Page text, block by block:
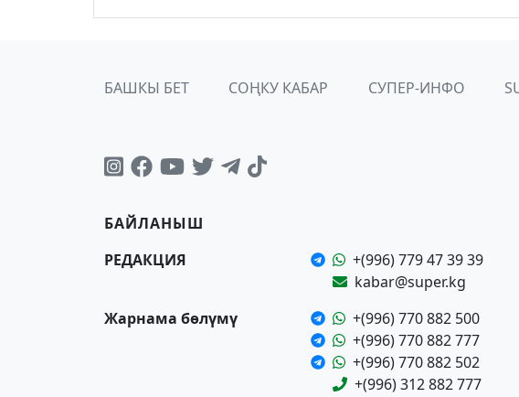
БАШКЫ БЕТ СОҢКУ КАБАР СУПЕР-ИНФО
БАЙЛАНЫШ
РЕДАКЦИЯ
+(996) 779 47 39 39
kabar@super.kg
Жарнама бөлүмү
+(996) 770 882 500
+(996) 770 882 777
+(996) 770 882 502
+(996) 312 882 777